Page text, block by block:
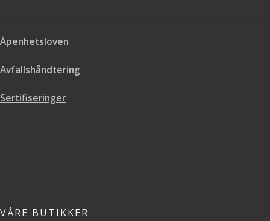
Åpenhetsloven
Avfallshåndtering
Sertifiseringer
VÅRE BUTIKKER